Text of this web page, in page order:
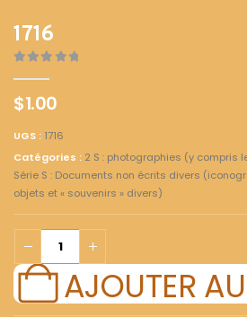
1716
$1.00
UGS : 1716
Catégories : 2 S : photographies (y compris
Série S : Documents non écrits divers
objets et « souvenirs » divers)
AJOUTER